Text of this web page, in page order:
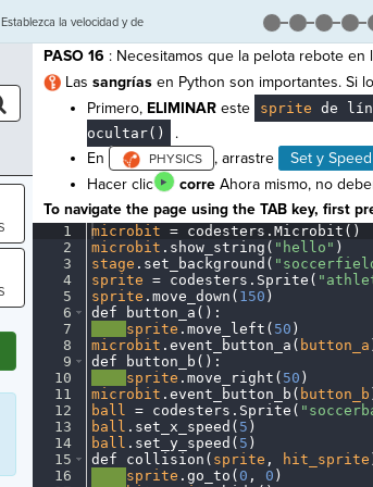
Establezca la velocidad y de
PASO 16 : Necesitamos que la pelota rebote
Las sangrías en Python son importantes. Si
Primero, ELIMINAReste sprite de
ocultar()
.
En
, arrastre Set y Speed
Hacer clic
correAhora mismo, no
To navigate the page using the TAB key, first
1
2
3
4
5
6
7
8
9
10
11
12
13
14
15
16
microbit =· codesters . Microbit()
microbit . show_string( "hello" )
stage . set_background(
sprite =· codesters . Sprite(
sprite . move_down( 150 )
def
button_a() :
sprite . move_left( 50 )
microbit . event_button_a( button_a
def
button_b() :
sprite . move_right( 50 )
microbit . event_button_b( button_b
ball =· codesters . Sprite(
ball . set_x_speed( 5 )
ball . set_y_speed( 5 )
def
collision( sprite , hit_sprite
sprite . go_to( 0 , 0 )